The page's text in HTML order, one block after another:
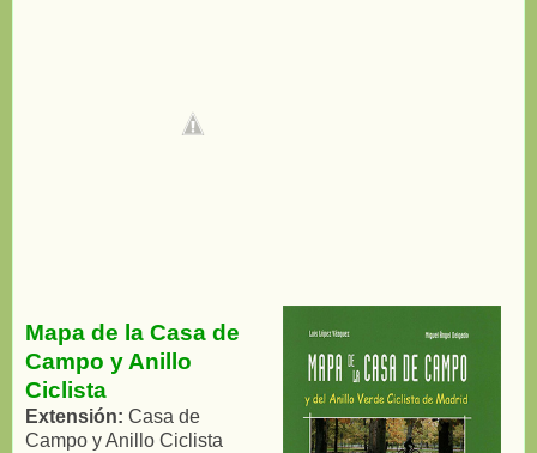
Mapa de la Casa de
Campo y Anillo
Ciclista
Extensión: Casa de
Campo y Anillo Ciclista